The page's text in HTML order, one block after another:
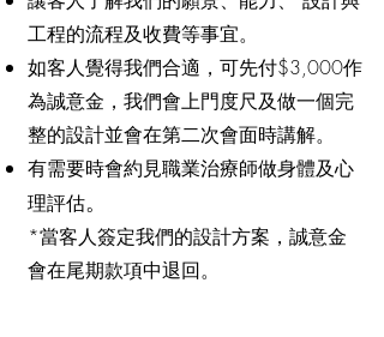
工程的流程及收費等事宜。
​如客人覺得我們合適，可先付$3,000作
為誠意金，我們會上門度尺及做一個完
整的設計並會在第二次會面時講解。
​有需要時會約見職業治療師做身體及心
理評估​。
*當客人簽定我們的設計方案，誠意金
會在尾期款項中退回。